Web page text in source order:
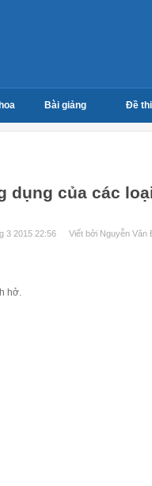
Bài giảng Đề thi
dụng của các
3 2015 22:56 Viết bởi Nguyễn Văn
hở.